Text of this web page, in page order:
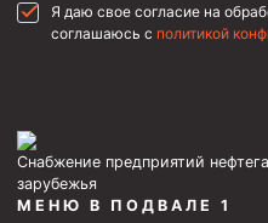
Я даю свое согласие на
соглашаюсь с политикой
Снабжение предприятий
зарубежья
МЕНЮ В ПОДВАЛЕ 1